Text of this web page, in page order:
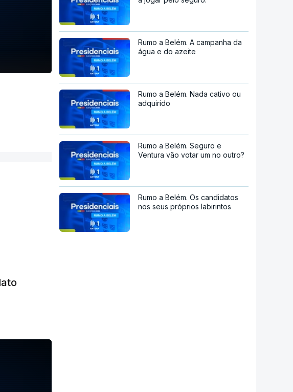
Rumo a Belém. A campanha da
água e do azeite
Rumo a Belém. Nada cativo ou
adquirido
Rumo a Belém. Seguro e
Ventura vão votar um no outro?
Rumo a Belém. Os candidatos
nos seus próprios labirintos